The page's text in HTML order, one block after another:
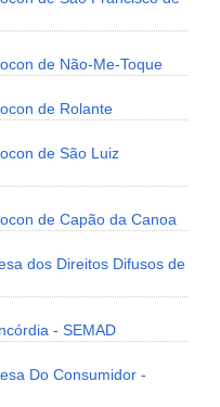
de Não-Me-Toque
de Rolante
de São Luiz
de Capão da Canoa
dos Direitos Difusos de
- SEMAD
Do Consumidor -